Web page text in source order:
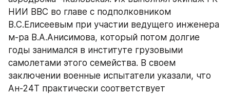
НИИ ВВС во главе с подполковником
В.С.Елисеевым при участии ведущего инженера
м-ра В.А.Анисимова, который потом долгие
годы занимался в институте грузовыми
самолетами этого семейства. В своем
заключении военные испытатели указали, что
Ан-24Т практически соответствует